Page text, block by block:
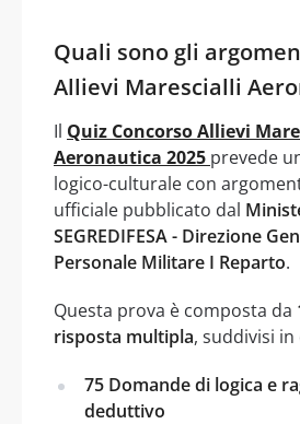
Quali sono gli
Allievi Marescialli
Il Quiz Concorso Allievi
Aeronautica 2025 prevede
logico-culturale con
ufficiale pubblicato dal
SEGREDIFESA - Direzione
Personale Militare I Reparto.
Questa prova è composta da
risposta multipla, suddivisi
75 Domande di logica e
deduttivo